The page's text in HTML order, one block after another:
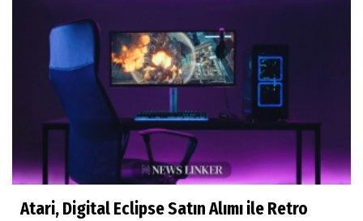
Atari, Digital Eclipse Satın Alımı ile Retro